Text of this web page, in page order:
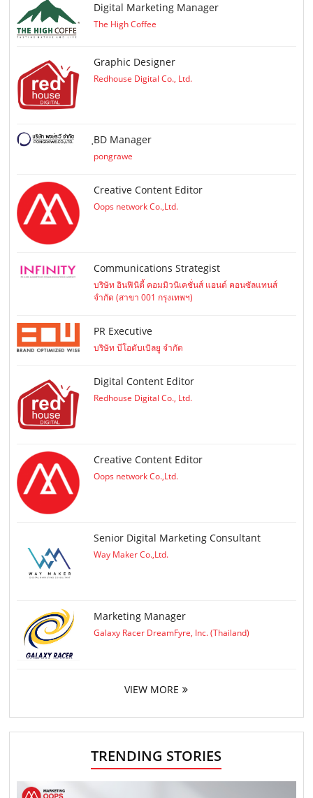
Digital Marketing Manager
The High Coffee
Graphic Designer
Redhouse Digital Co., Ltd.
ฺBD Manager
pongrawe
Creative Content Editor
Oops network Co.,Ltd.
Communications Strategist
บริษัท อินฟินิตี้ คอมมิวนิเคชั่นส์ แอนด์ คอนซัลแทนส์
จำกัด (สาขา 001 กรุงเทพฯ)
PR Executive
บริษัท บีโอดับเบิลยู จำกัด
Digital Content Editor
Redhouse Digital Co., Ltd.
Creative Content Editor
Oops network Co.,Ltd.
Senior Digital Marketing Consultant
Way Maker Co.,Ltd.
Marketing Manager
Galaxy Racer DreamFyre, Inc. (Thailand)
VIEW MORE
TRENDING STORIES